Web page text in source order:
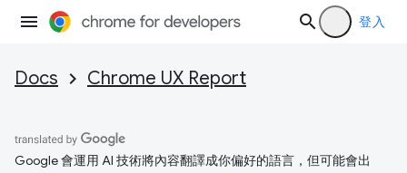
登入
Docs Chrome UX Report
Google 會運用 AI 技術將內容翻譯成你偏好的語言，但可能會出